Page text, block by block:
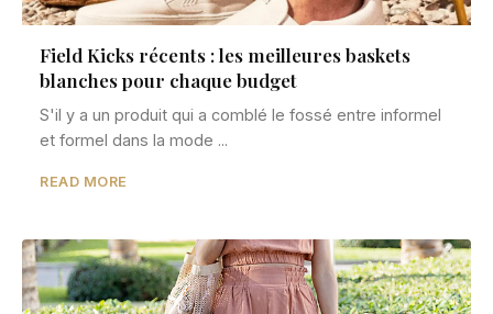
Field Kicks récents : les meilleures baskets
blanches pour chaque budget
S'il y a un produit qui a comblé le fossé entre informel
et formel dans la mode ...
READ MORE